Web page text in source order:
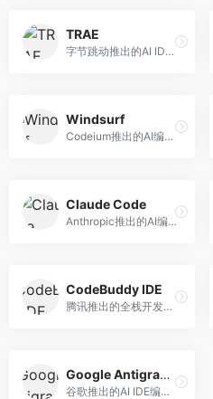
TRAE
字节跳动推出的AI IDE编程工具，深度集成大模型能力。面向开发者，提供智能代码补全、代码解释、重构优化等服务，编程效率显著提升。
Windsurf
Codeium推出的AI编程工具，专注于代码智能辅助。面向开发者，提供代码补全、代码生成、代码解释等服务，多语言支持完善。
Claude Code
Anthropic推出的AI编程工具，基于Claude模型。面向开发者，提供代码生成、代码审查、调试辅助等服务，代码质量高，推理能力强。
CodeBuddy IDE
腾讯推出的全栈开发AI IDE，整合腾讯云服务。面向开发者，提供代码生成、调试辅助、部署服务等功能，与腾讯云生态深度整合。
Google Antigravity
谷歌推出的AI IDE编程智能体，整合Google Cloud服务。面向谷歌生态开发者，提供智能编程辅助、云服务集成等功能。